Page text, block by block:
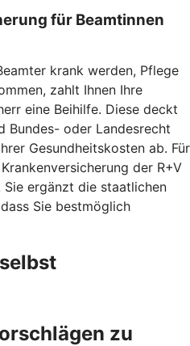
für Beamtinnen
krank werden, Pflege
zahlt Ihnen Ihre
eine Beihilfe. Diese deckt
Bundes- oder Landesrecht
Gesundheitskosten ab. Für
der R+V
Sie ergänzt die staatlichen
Sie bestmöglich
zu